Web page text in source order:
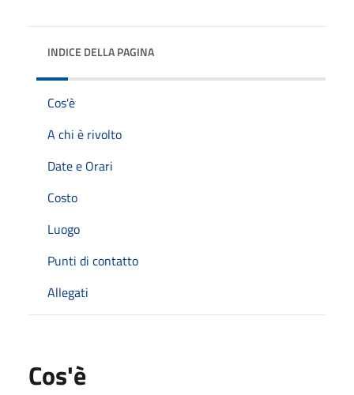
INDICE DELLA PAGINA
Cos'è
A chi è rivolto
Date e Orari
Costo
Luogo
Punti di contatto
Allegati
Cos'è